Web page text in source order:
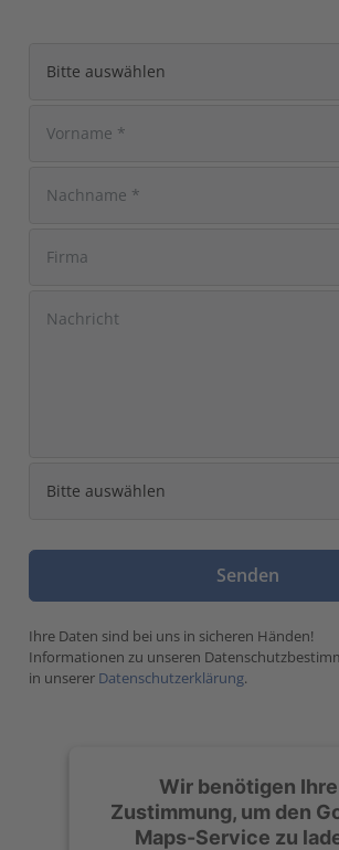
Ihre Daten sind bei uns in sicheren Händen!
Informationen zu unseren
in unserer Datenschutzerklärung.
Wir benötigen Ihre
Zustimmung, um den
Maps-Service zu